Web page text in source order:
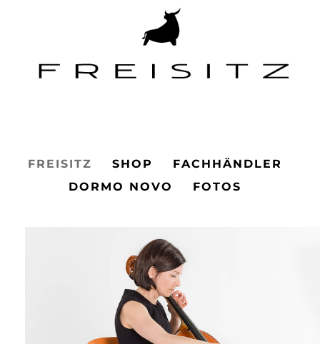
FREISITZ SHOP
FACHHÄNDLER
DORMO NOVO
FOTOS